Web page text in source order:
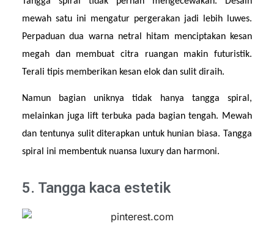
mewah satu ini mengatur pergerakan jadi lebih luwes.
Perpaduan dua warna netral hitam menciptakan kesan
megah dan membuat citra ruangan makin futuristik.
Terali tipis memberikan kesan elok dan sulit diraih.
Namun bagian uniknya tidak hanya tangga spiral,
melainkan juga lift terbuka pada bagian tengah. Mewah
dan tentunya sulit diterapkan untuk hunian biasa. Tangga
spiral ini membentuk nuansa luxury dan harmoni.
5. Tangga kaca estetik